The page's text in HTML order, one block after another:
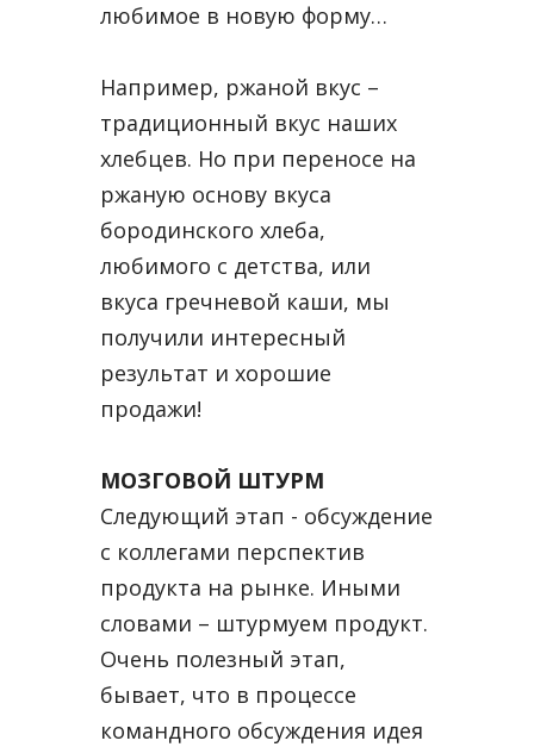
любимое в новую форму…
Например, ржаной вкус –
традиционный вкус наших
хлебцев. Но при переносе на
ржаную основу вкуса
бородинского хлеба,
любимого с детства, или
вкуса гречневой каши, мы
получили интересный
результат и хорошие
продажи!
МОЗГОВОЙ ШТУРМ
Следующий этап - обсуждение
с коллегами перспектив
продукта на рынке. Иными
словами – штурмуем продукт.
Очень полезный этап,
бывает, что в процессе
командного обсуждения идея